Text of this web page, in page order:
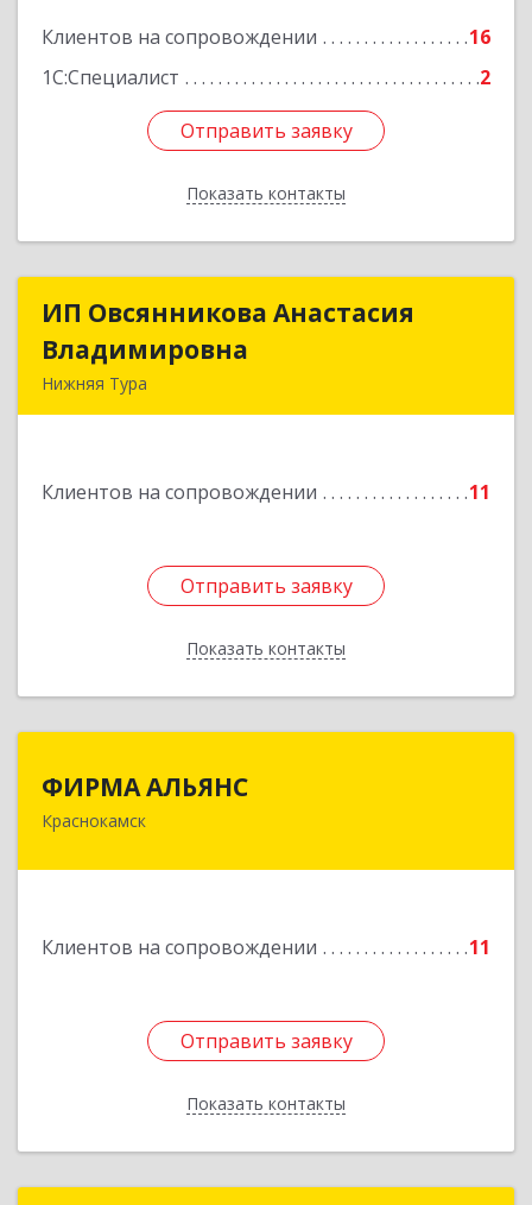
Клиентов на сопровождении
16
1С:Специалист
2
Отправить заявку
Показать контакты
Подробнее
Отправить заявку
Назад
ИП Овсянникова Анастасия
Владимировна
Нижняя Тура
Клиентов на сопровождении 11
Отправить заявку
Показать контакты
ИП Овсянникова Анастасия
Подробнее
Отправить заявку
Назад
ФИРМА АЛЬЯНС
Краснокамск
Клиентов на сопровождении 11
Отправить заявку
Показать контакты
Отправить заявку
Назад